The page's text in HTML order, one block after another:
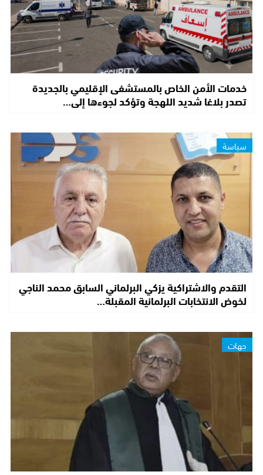
خدمات الأمن الخاص بالمستشفى الإقليمي بالجديدة
تصدر بلاغا شديد اللهجة وتؤكد لجوءها إلى…
سياسة
التقدم والاشتراكية يزكي البرلماني السابق محمد الناجي
لخوض الانتخابات البرلمانية المقبلة…
جهات